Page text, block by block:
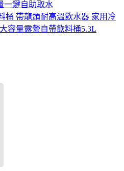
一鍵自助取水
桶 帶龍頭耐高溫飲水器 家用冷
容量露營自帶飲料桶5.3L